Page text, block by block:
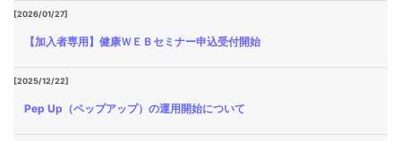
[2026/01/27]
【加入者専用】健康ＷＥＢセミナー申込受付開始
[2025/12/22]
Pep Up（ペップアップ）の運用開始について